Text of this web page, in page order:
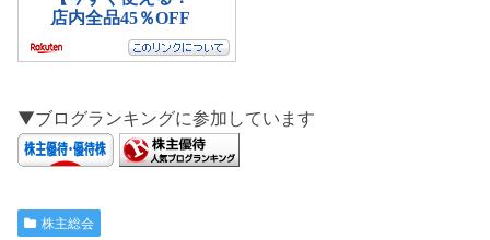
▼ブログランキングに参加しています
株主総会